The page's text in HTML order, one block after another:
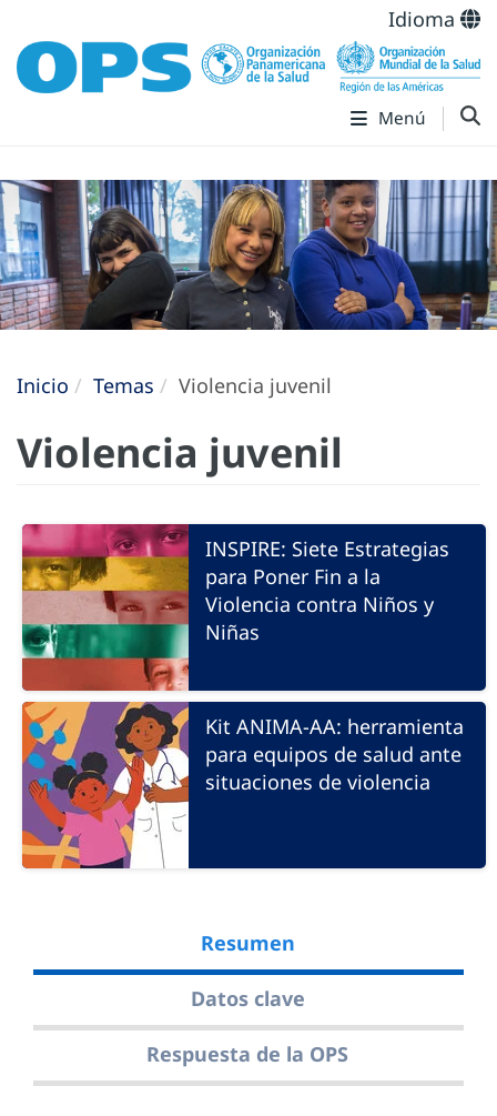
Idioma
Menú
Inicio Temas Violencia juvenil
Violencia juvenil
INSPIRE: Siete Estrategias
para Poner Fin a la
Violencia contra Niños y
Niñas
Kit ANIMA-AA: herramienta
para equipos de salud ante
situaciones de violencia
Resumen
Datos clave
Respuesta de la OPS